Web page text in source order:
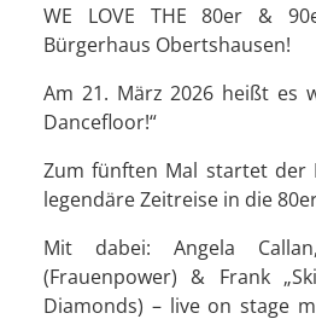
WE LOVE THE 80er &
Bürgerhaus Obertshausen!
Am 21. März 2026 heißt es
Dancefloor!“
Zum fünften Mal startet der
legendäre Zeitreise in die
Mit dabei: Angela
(Frauenpower) & Frank
Diamonds) – live on stage